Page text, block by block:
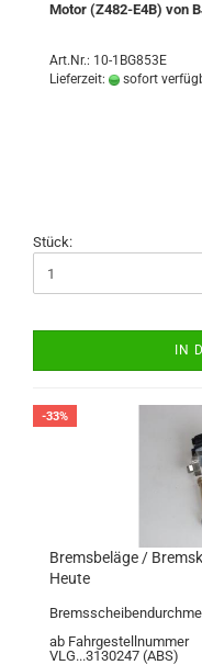
Motor (Z482-E4B) von
Art.Nr.: 10-1BG853E
Lieferzeit:
sofort
Stück:
IN
-33%
Bremsbeläge /
Heute
ab Fahrgestellnummer
VLG...3130247 (ABS)